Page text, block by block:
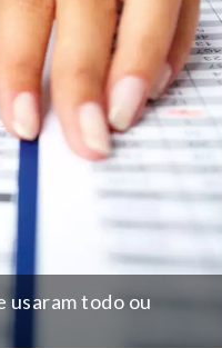
usaram todo ou